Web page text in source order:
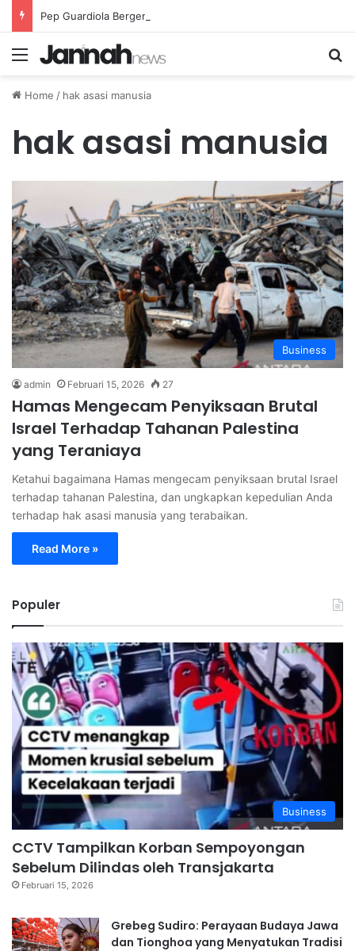
Menu
Home / hak asasi manusia
hak asasi manusia
Business
admin Februari 15, 2026 27
Hamas Mengecam Penyiksaan Brutal
Israel Terhadap Tahanan Palestina
yang Teraniaya
Ketahui bagaimana Hamas mengecam penyiksaan brutal Israel
terhadap tahanan Palestina, dan ungkapkan kepedulian Anda
terhadap hak asasi manusia yang terabaikan.
Read More »
Populer
Business
CCTV Tampilkan Korban Sempoyongan
Sebelum Dilindas oleh Transjakarta
Februari 15, 2026
Grebeg Sudiro: Perayaan Budaya Jawa
dan Tionghoa yang Menyatukan Tradisi